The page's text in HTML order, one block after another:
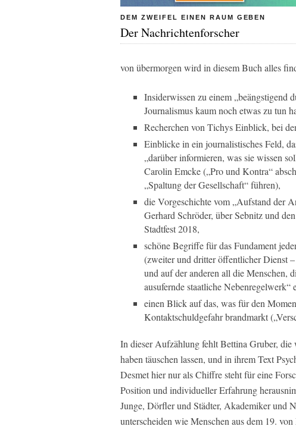
DEM ZWEIFEL EINEN RAUM GEBEN
Der Nachrichtenforscher
von übermorgen wird in diesem Buch alles
Insiderwissen zu einem „beängstigend
Journalismus kaum noch etwas zu tun
Recherchen von Tichys Einblick, bei
Einblicke in ein journalistisches Feld,
„darüber informieren, was sie wissen
Carolin Emcke („Pro und Kontra“
„Spaltung der Gesellschaft“ führen),
die Vorgeschichte vom „Aufstand der
Gerhard Schröder, über Sebnitz und
Stadtfest 2018,
schöne Begriffe für das Fundament
(zweiter und dritter öffentlicher Dienst
und auf der anderen all die Menschen,
ausufernde staatliche
einen Blick auf das, was für den
Kontaktschuldgefahr brandmarkt
In dieser Aufzählung fehlt Bettina Gruber,
haben täuschen lassen, und in ihrem Text
Desmet hier nur als Chiffre steht für eine
Position und individueller Erfahrung
Junge, Dörfler und Städter, Akademiker und
unterscheiden wie Menschen aus dem 19.